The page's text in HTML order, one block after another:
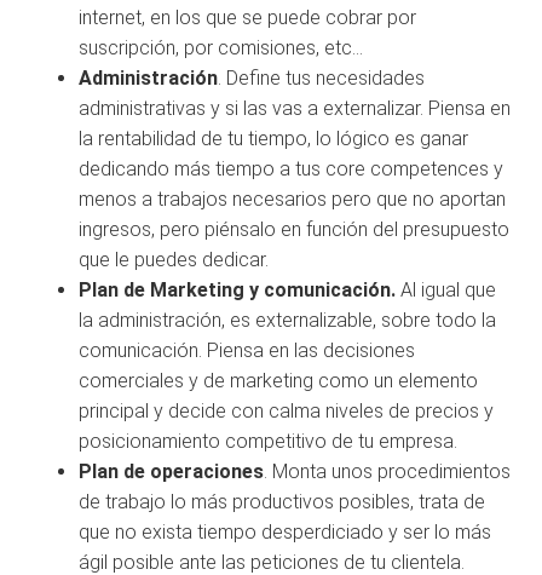
internet, en los que se puede cobrar por
suscripción, por comisiones, etc…
Administración. Define tus necesidades
administrativas y si las vas a externalizar. Piensa en
la rentabilidad de tu tiempo, lo lógico es ganar
dedicando más tiempo a tus core competences y
menos a trabajos necesarios pero que no aportan
ingresos, pero piénsalo en función del presupuesto
que le puedes dedicar.
Plan de Marketing y comunicación. Al igual que
la administración, es externalizable, sobre todo la
comunicación. Piensa en las decisiones
comerciales y de marketing como un elemento
principal y decide con calma niveles de precios y
posicionamiento competitivo de tu empresa.
Plan de operaciones. Monta unos procedimientos
de trabajo lo más productivos posibles, trata de
que no exista tiempo desperdiciado y ser lo más
ágil posible ante las peticiones de tu clientela.